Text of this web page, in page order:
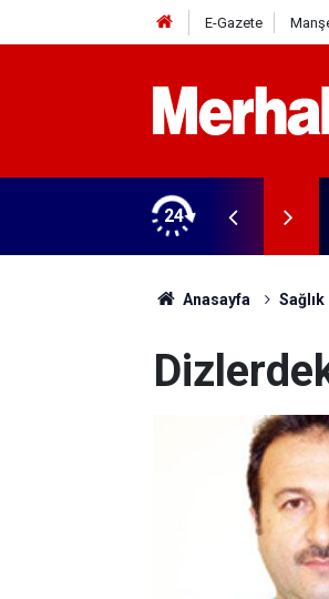
E-Gazete
24
313 beygir motoru var
Anasayfa Sağlık